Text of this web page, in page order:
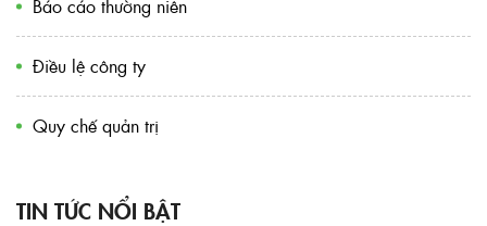
Báo cáo thường niên
Điều lệ công ty
Quy chế quản trị
TIN TỨC NỔI BẬT